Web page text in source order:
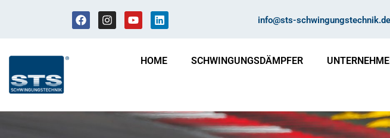
info@sts-schwingungstechnik.de
HOME SCHWINGUNGSDÄMPFER